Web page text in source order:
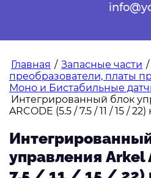
Главная / Запасные части /
преобразователи, платы
Моно и Бистабильные
Интегрированный блок
ARCODE (5.5 / 7.5 / 11 / 15 / 22)
управления Arkel